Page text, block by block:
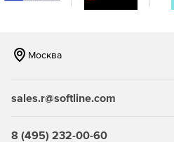
Москва
sales.r@softline.com
8 (495) 232-00-60